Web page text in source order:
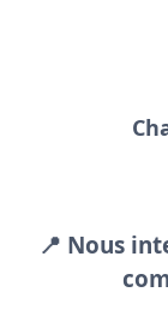
📍 Nous